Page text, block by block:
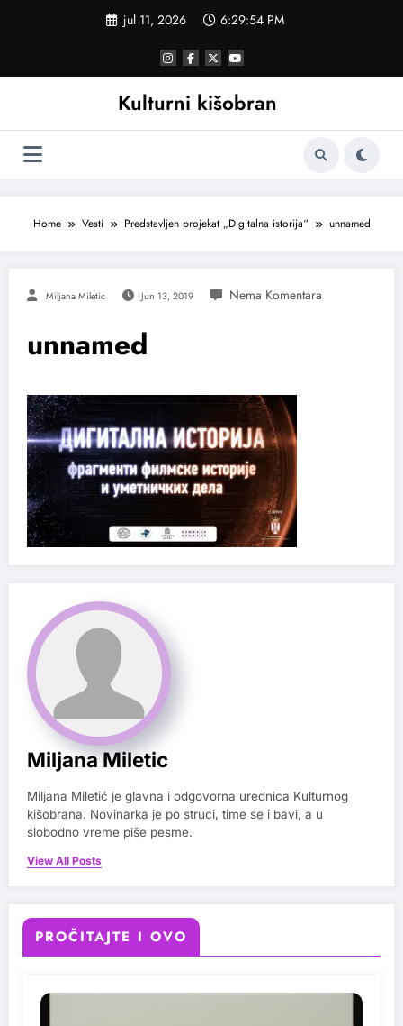
jul 11, 2026 6:29:54 PM
Kulturni kišobran
Home Vesti Predstavljen projekat „Digitalna istorija“ unnamed
Miljana Miletic Jun 13, 2019
unnamed
Miljana Miletic
Miljana Miletić je glavna i odgovorna urednica Kulturnog
kišobrana. Novinarka je po struci, time se i bavi, a u
slobodno vreme piše pesme.
View All Posts
PROČITAJTE I OVO